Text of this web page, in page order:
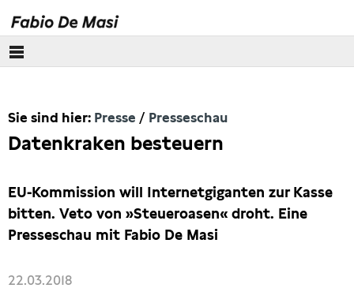
Europäisches Parlament
Presse
Pressebilder
Sie sind hier: Presse Presseschau
Datenkraken besteuern
EU-Kommission will Internetgiganten zur Kasse
bitten. Veto von »Steueroasen« droht. Eine
Presseschau mit Fabio De Masi
22.03.2018